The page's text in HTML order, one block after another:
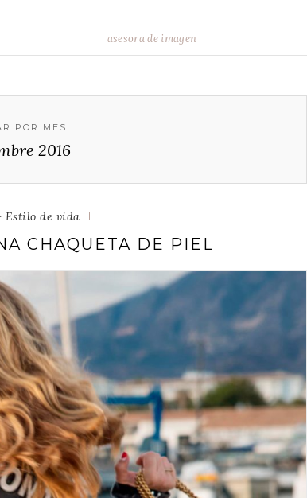
asesora de imagen
POR MES:
2016
· Estilo de vida
CHAQUETA DE PIEL